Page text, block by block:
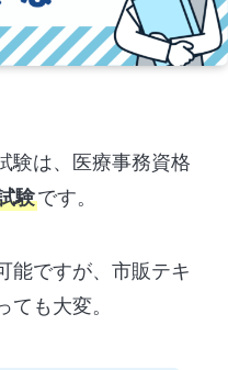
験は、医療事務資格
験です。
能ですが、市販テキ
も大変。